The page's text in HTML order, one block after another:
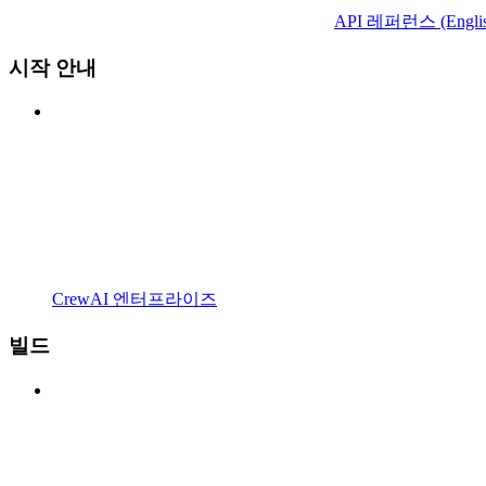
API 레퍼런스
시작 안내
CrewAI 엔터프라이즈
빌드